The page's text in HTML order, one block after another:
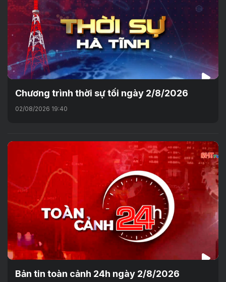
Chương trình thời sự tối ngày 2/8/2026
02/08/2026 19:40
Bản tin toàn cảnh 24h ngày 2/8/2026